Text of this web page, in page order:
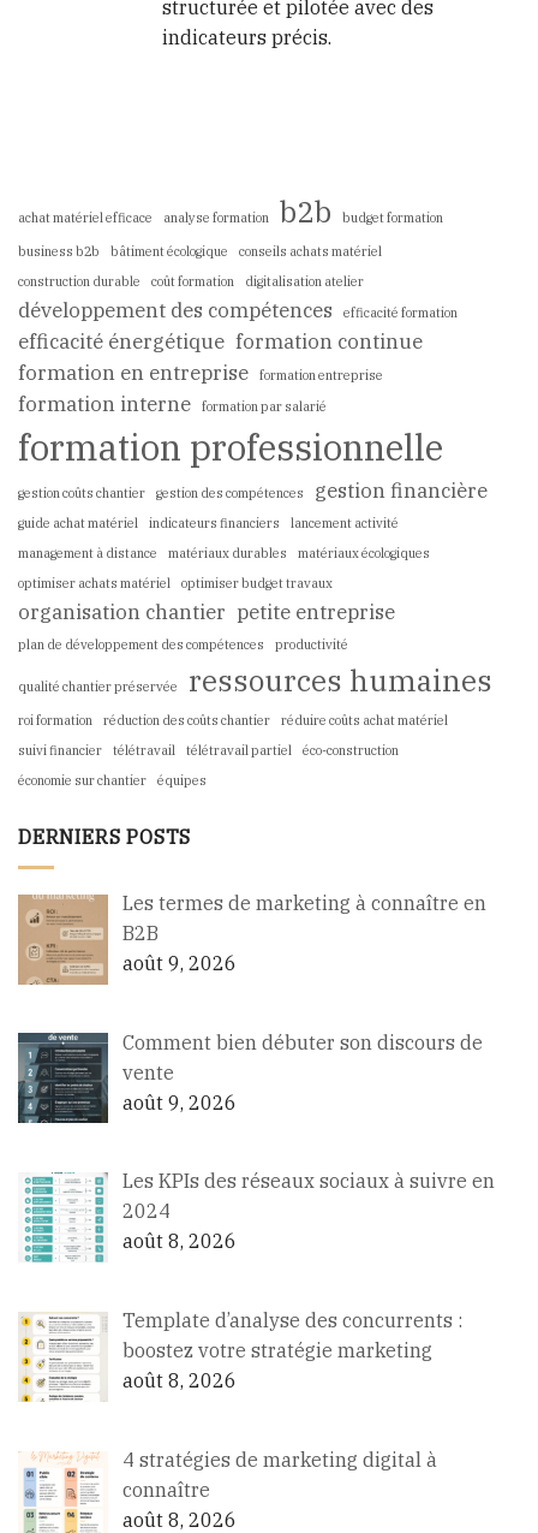
structurée et pilotée avec des
indicateurs précis.
achat matériel efficace analyse formation b2b
budget formation
business b2b
bâtiment écologique
conseils achats matériel
construction durable
coût formation digitalisation atelier
développement des compétences efficacité formation
efficacité énergétique formation continue
formation en entreprise
formation entreprise
formation interne formation par salarié
formation professionnelle
gestion coûts chantier gestion des compétences gestion financière
guide achat matériel indicateurs financiers
lancement activité
management à distance
matériaux durables
matériaux écologiques
optimiser achats matériel
optimiser budget travaux
organisation chantier petite entreprise
plan de développement des compétences productivité
qualité chantier préservée ressources humaines
roi formation réduction des coûts chantier
réduire coûts achat matériel
suivi financier
télétravail télétravail partiel
éco-construction
économie sur chantier
équipes
DERNIERS POSTS
Les termes de marketing à connaître en
B2B
août 9, 2026
Comment bien débuter son discours de
vente
août 9, 2026
Les KPIs des réseaux sociaux à suivre en
2024
août 8, 2026
Template d’analyse des concurrents :
boostez votre stratégie marketing
août 8, 2026
4 stratégies de marketing digital à
connaître
août 8, 2026